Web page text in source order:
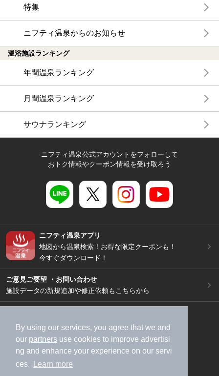
By using our services, you agree that we and
our partners use cookies to improve advertisi
ng and enhance your experience on our servi
ces.
Learn more
特集
ニフティ温泉からのお知らせ
温浴施設ランキング
年間温泉ランキング
月間温泉ランキング
サウナランキング
ニフティ温泉公式アカウントをフォローして
おトク情報やクーポン情報を受け取ろう
ニフティ温泉アプリ
地図から温泉検索！お得な限定クーポンも！
今すぐダウンロード！
ご意見ご要望 ・お問い合わせ
施設データの新規追加や修正依頼もこちらから
加盟店募集（資料請求）
広告出稿のご案内
利用規約
ライフスタイルMEMBERS+規約
特定商取引法に基づく表記
ヘルプ
採用情報
運営会社